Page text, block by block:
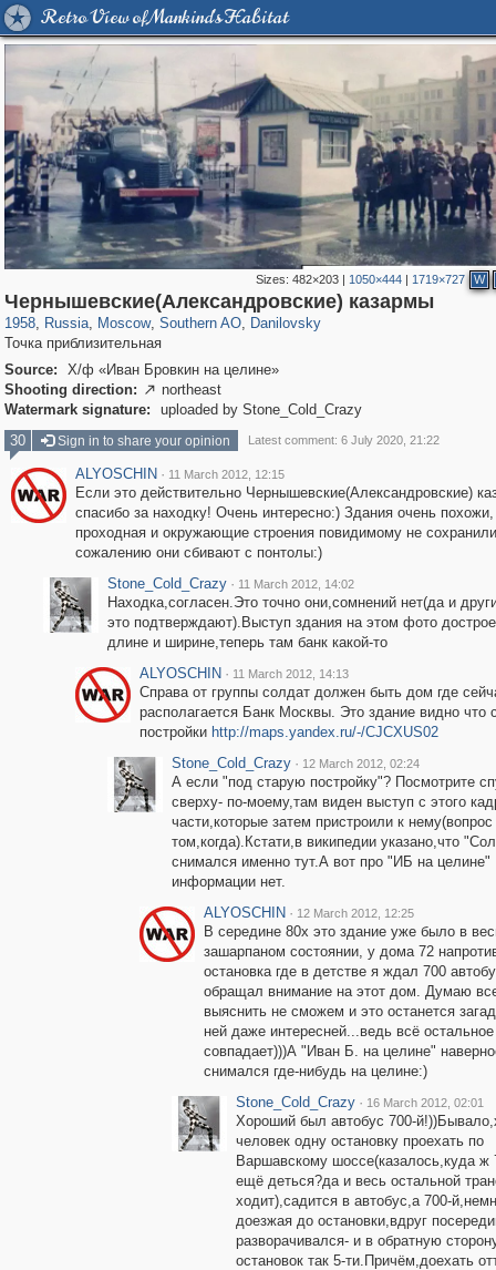
Retro View of Mankind's Habitat
Sizes:482×203 | 1050×444 | 1719×727 W
Чернышевские(Александровские) казармы
1958, Russia
1,406,255 29,243
, Moscow
319,780 8,286
, Southern AO
21,637 390
, Danilovsky
5,921 116
Точка приблизительная
Source:
Х/ф «Иван Бровкин на целине»
Shooting direction:  northeast
Watermark signature:
uploaded by Stone_Cold_Crazy
30
Sign in to share your opinion Latest comment: 6 July 2020, 21:22
ALYOSCHIN · 11 March 2012, 12:15
Если это действительно Чернышевские(Александровские)
спасибо за находку! Очень интересно:) Здания очень похожи,
проходная и окружающие строения повидимому не
сожалению они сбивают с понтолы:)
Stone_Cold_Crazy · 11 March 2012, 14:02
Находка,согласен.Это точно они,сомнений нет(да и
это подтверждают).Выступ здания на этом фото
длине и ширине,теперь там банк какой-то
ALYOSCHIN · 11 March 2012, 14:13
Справа от группы солдат должен быть дом где
располагается Банк Москвы. Это здание видно что
постройки http://maps.yandex.ru/-/CJCXUS02
Stone_Cold_Crazy · 12 March 2012, 02:24
А если "под старую постройку"? Посмотрите
сверху- по-моему,там виден выступ с этого
части,которые затем пристроили к нему(вопрос
том,когда).Кстати,в википедии указано,что
снимался именно тут.А вот про "ИБ на целине"
информации нет.
ALYOSCHIN · 12 March 2012, 12:25
В середине 80х это здание уже было в
зашарпаном состоянии, у дома 72
остановка где в детстве я ждал 700
обращал внимание на этот дом. Думаю
выяснить не сможем и это останется
ней даже интересней...ведь всё остальное
совпадает)))А "Иван Б. на целине"
снимался где-нибудь на целине:)
Stone_Cold_Crazy · 16 March 2012, 02:01
Хороший был автобус 700-
человек одну остановку проехать по
Варшавскому шоссе(казалось,куда ж
ещё деться?да и весь остальной
ходит),садится в автобус,а 700-
доезжая до остановки,вдруг
разворачивался- и в обратную
остановок так 5-ти.Причём,доехать